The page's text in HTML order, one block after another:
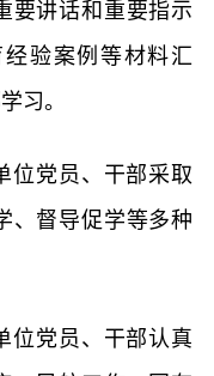
要讲话和重要指示
验案例等材料汇
习。
位党员、干部采取
、督导促学等多种
位党员、干部认真